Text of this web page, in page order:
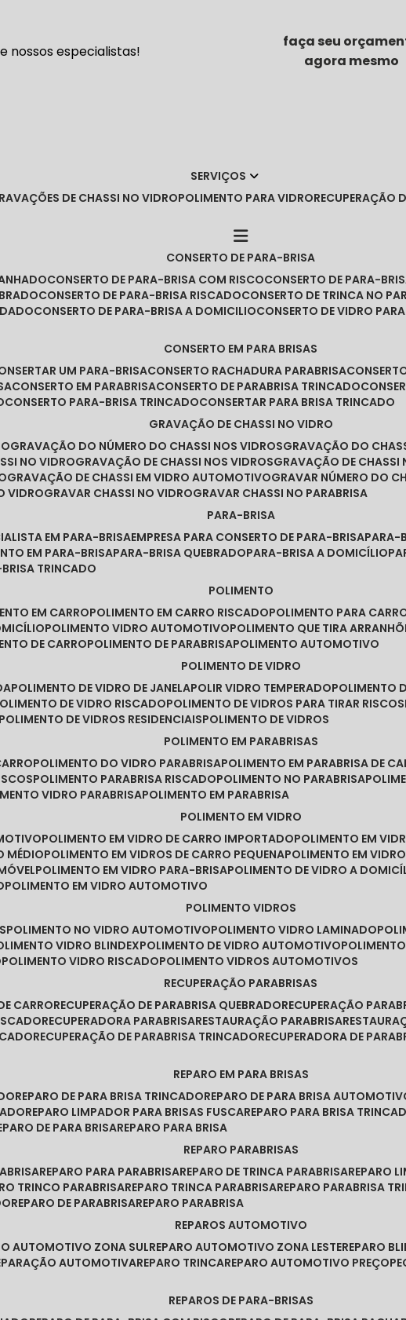
nossos especialistas!
faça seu
agora mesmo
SERVIÇOS
GRAVAÇÕES DE CHASSI NO VIDRO POLIMENTO PARA VIDRO RECUPERAÇÃO
CONSERTO DE PARA-BRISA
CONSERTO DE PARA-BRISA COM RISCO
CONSERTO DE PARA-
CONSERTO DE PARA-BRISA RISCADO CONSERTO DE TRINCA NO
CONSERTO DE PARA-BRISA A DOMICILIO CONSERTO DE VIDRO
CONSERTO EM PARA BRISAS
UM PARA-BRISA CONSERTO RACHADURA PARABRISA
CONSERTO EM PARABRISA CONSERTO DE PARABRISA TRINCADO
CONSERTO PARA-BRISA TRINCADO
CONSERTAR PARA BRISA TRINCADO
GRAVAÇÃO DE CHASSI NO VIDRO
GRAVAÇÃO DO NÚMERO DO CHASSI NOS VIDROS
GRAVAÇÃO DO
NO VIDRO
GRAVAÇÃO DE CHASSI NOS VIDROS
GRAVAÇÃO DE
GRAVAÇÃO DE CHASSI EM VIDRO AUTOMOTIVO
GRAVAR NÚMERO DO
VIDRO
GRAVAR CHASSI NO VIDRO
GRAVAR CHASSI NO PARABRISA
PARA-BRISA
EM PARA-BRISA EMPRESA PARA CONSERTO DE PARA-BRISA
EM PARA-BRISA PARA-BRISA QUEBRADO PARA-BRISA A DOMICÍLIO
BRISA TRINCADO
POLIMENTO
EM CARRO POLIMENTO EM CARRO RISCADO POLIMENTO PARA
POLIMENTO VIDRO AUTOMOTIVO POLIMENTO QUE TIRA
DE CARRO POLIMENTO DE PARABRISA POLIMENTO AUTOMOTIVO
POLIMENTO DE VIDRO
POLIMENTO DE VIDRO DE JANELA POLIR VIDRO TEMPERADO POLIMENTO
POLIMENTO DE VIDRO RISCADO POLIMENTO DE VIDROS PARA TIRAR RISCOS
POLIMENTO DE VIDROS RESIDENCIAIS POLIMENTO DE VIDROS
POLIMENTO EM PARABRISAS
POLIMENTO DO VIDRO PARABRISA POLIMENTO EM PARABRISA DE
POLIMENTO PARABRISA RISCADO POLIMENTO NO PARABRISA
VIDRO PARABRISA POLIMENTO EM PARABRISA
POLIMENTO EM VIDRO
POLIMENTO EM VIDRO DE CARRO IMPORTADO POLIMENTO EM
MÉDIO POLIMENTO EM VIDROS DE CARRO PEQUENA POLIMENTO EM
POLIMENTO EM VIDRO PARA-BRISA POLIMENTO DE VIDRO A
POLIMENTO EM VIDRO AUTOMOTIVO
POLIMENTO VIDROS
POLIMENTO NO VIDRO AUTOMOTIVO POLIMENTO VIDRO LAMINADO
VIDRO BLINDEX POLIMENTO DE VIDRO AUTOMOTIVO
POLIMENTO VIDRO RISCADO POLIMENTO VIDROS AUTOMOTIVOS
RECUPERAÇÃO PARABRISAS
CARRO RECUPERAÇÃO DE PARABRISA QUEBRADO RECUPERAÇÃO
RECUPERADORA PARABRISA RESTAURAÇÃO PARABRISA
RECUPERAÇÃO DE PARABRISA TRINCADO RECUPERADORA DE
REPARO EM PARA BRISAS
REPARO DE PARA BRISA TRINCADO REPARO DE PARA BRISA
REPARO LIMPADOR PARA BRISAS FUSCA REPARO PARA BRISA
DE PARA BRISA REPARO PARA BRISA
REPARO PARABRISAS
REPARO PARA PARABRISA REPARO DE TRINCA PARABRISA REPARO
TRINCO PARABRISA REPARO TRINCA PARABRISA REPARO PARABRISA
REPARO DE PARABRISA REPARO PARABRISA
REPAROS AUTOMOTIVO
AUTOMOTIVO ZONA SUL REPARO AUTOMOTIVO ZONA LESTE REPARO
AUTOMOTIVA REPARO TRINCA REPARO AUTOMOTIVO PREÇO
REPAROS DE PARA-BRISAS